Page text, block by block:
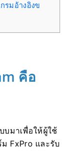
รมอ้างอิงข
คือ
บมาเพื่อให้ผู้ใช้
FxPro และรับ